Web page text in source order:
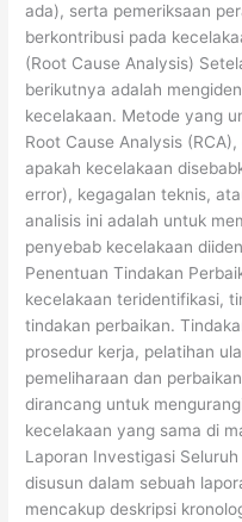
ada), serta pemeriksaan
berkontribusi pada
(Root Cause Analysis)
berikutnya adalah
kecelakaan. Metode yang
Root Cause Analysis
apakah kecelakaan
error), kegagalan teknis,
analisis ini adalah untuk
penyebab kecelakaan
Penentuan Tindakan
kecelakaan teridentifikasi,
tindakan perbaikan.
prosedur kerja, pelatihan
pemeliharaan dan
dirancang untuk
kecelakaan yang sama di
Laporan Investigasi
disusun dalam sebuah
mencakup deskripsi